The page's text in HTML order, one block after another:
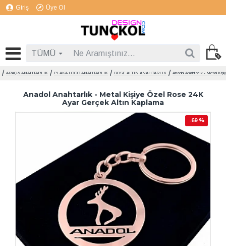
Giriş Üye Ol
TÜMÜ
ARAÇ & ANAHTARLIK PLAKA LOGO ANAHTARLIK ROSE ALTIN ANAHTARLIK Anadol Anahtarlık - Metal
Anadol Anahtarlık - Metal Kişiye Özel Rose 24K
Ayar Gerçek Altın Kaplama
-69 %